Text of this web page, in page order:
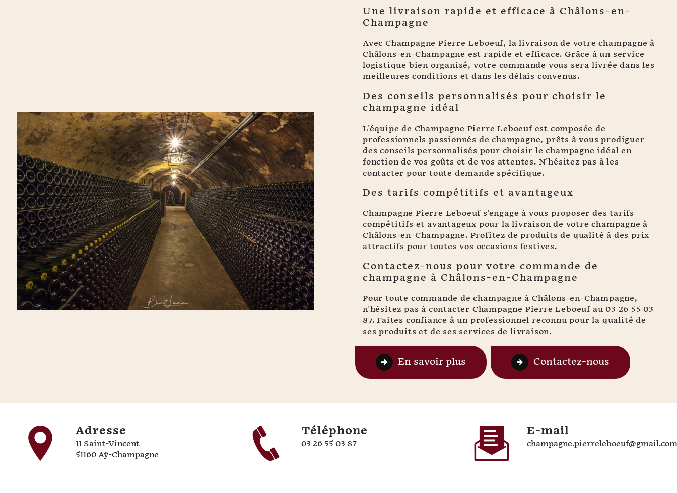
Une livraison rapide et efficace à Châlons-en-
Champagne
Avec Champagne Pierre Leboeuf, la livraison de votre champagne à
Châlons-en-Champagne est rapide et efficace. Grâce à un service
logistique bien organisé, votre commande vous sera livrée dans les
meilleures conditions et dans les délais convenus.
Des conseils personnalisés pour choisir le
champagne idéal
L'équipe de Champagne Pierre Leboeuf est composée de
professionnels passionnés de champagne, prêts à vous prodiguer
des conseils personnalisés pour choisir le champagne idéal en
fonction de vos goûts et de vos attentes. N'hésitez pas à les
contacter pour toute demande spécifique.
Des tarifs compétitifs et avantageux
Champagne Pierre Leboeuf s'engage à vous proposer des tarifs
compétitifs et avantageux pour la livraison de votre champagne à
Châlons-en-Champagne. Profitez de produits de qualité à des prix
attractifs pour toutes vos occasions festives.
Contactez-nous pour votre commande de
champagne à Châlons-en-Champagne
Pour toute commande de champagne à Châlons-en-Champagne,
n'hésitez pas à contacter Champagne Pierre Leboeuf au 03 26 55 03
87. Faites confiance à un professionnel reconnu pour la qualité de
ses produits et de ses services de livraison.
En savoir plus Contactez-nous
Adresse
11 Saint-Vincent
51160 Aÿ-Champagne
Téléphone
03 26 55 03 87
E-mail
champagne.pierreleboeuf@gmail.com